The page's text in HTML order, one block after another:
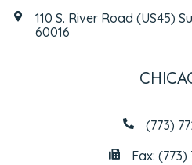
110 S. River Road (US45)
60016
(773)
Fax: (773)